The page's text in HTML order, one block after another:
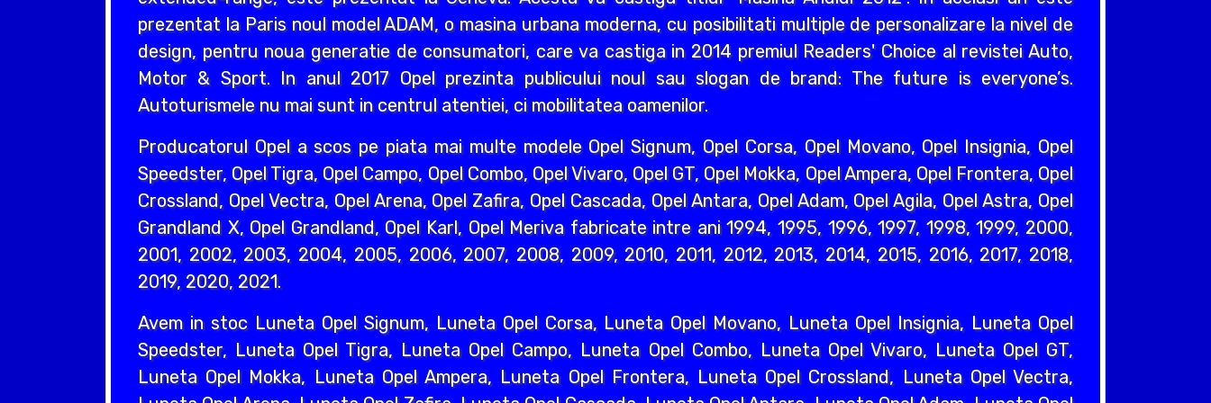
prezentat la Paris noul model ADAM, o masina urbana moderna, cu posibilitati multiple de personalizare la nivel de
design, pentru noua generatie de consumatori, care va castiga in 2014 premiul Readers' Choice al revistei Auto,
Motor & Sport. In anul 2017 Opel prezinta publicului noul sau slogan de brand: The future is everyone’s.
Autoturismele nu mai sunt in centrul atentiei, ci mobilitatea oamenilor.
Producatorul Opel a scos pe piata mai multe modele Opel Signum, Opel Corsa, Opel Movano, Opel Insignia, Opel
Speedster, Opel Tigra, Opel Campo, Opel Combo, Opel Vivaro, Opel GT, Opel Mokka, Opel Ampera, Opel Frontera, Opel
Crossland, Opel Vectra, Opel Arena, Opel Zafira, Opel Cascada, Opel Antara, Opel Adam, Opel Agila, Opel Astra, Opel
Grandland X, Opel Grandland, Opel Karl, Opel Meriva fabricate intre ani 1994, 1995, 1996, 1997, 1998, 1999, 2000,
2001, 2002, 2003, 2004, 2005, 2006, 2007, 2008, 2009, 2010, 2011, 2012, 2013, 2014, 2015, 2016, 2017, 2018,
2019, 2020, 2021.
Avem in stoc Luneta Opel Signum, Luneta Opel Corsa, Luneta Opel Movano, Luneta Opel Insignia, Luneta Opel
Speedster, Luneta Opel Tigra, Luneta Opel Campo, Luneta Opel Combo, Luneta Opel Vivaro, Luneta Opel GT,
Luneta Opel Mokka, Luneta Opel Ampera, Luneta Opel Frontera, Luneta Opel Crossland, Luneta Opel Vectra,